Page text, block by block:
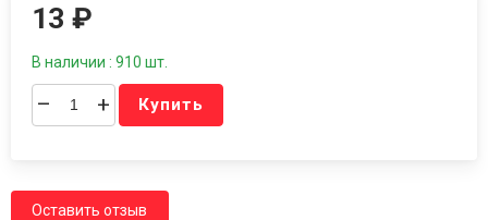
13₽
В наличии : 910 шт.
– + Купить
Оставить отзыв